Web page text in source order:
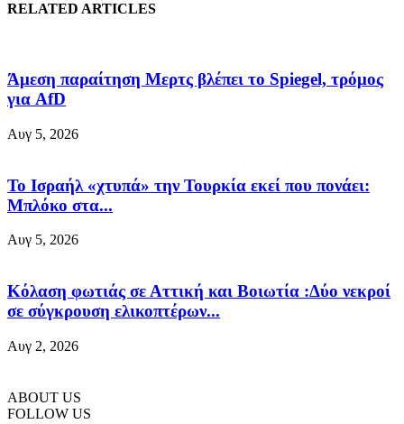
RELATED ARTICLES
Άμεση παραίτηση Mερτς βλέπει το Spiegel, τρόμος
για AfD
Αυγ 5, 2026
Το Ισραήλ «χτυπά» την Τουρκία εκεί που πονάει:
Μπλόκο στα...
Αυγ 5, 2026
Κόλαση φωτιάς σε Αττική και Βοιωτία :Δύο νεκροί
σε σύγκρουση ελικοπτέρων...
Αυγ 2, 2026
ABOUT US
FOLLOW US